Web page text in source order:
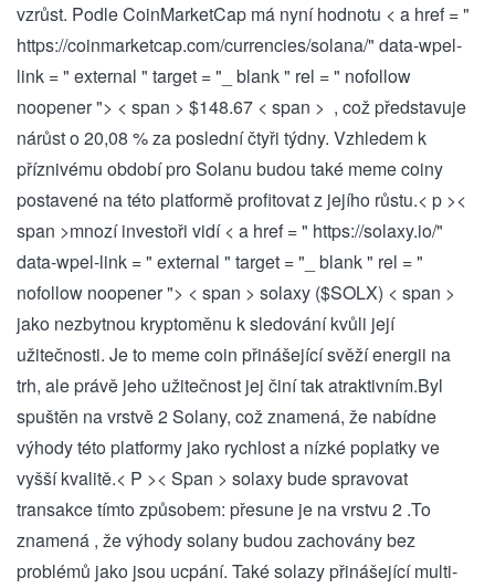
vzrůst. Podle CoinMarketCap má⁢ nyní hodnotu < a href = "
https://coinmarketcap.com/currencies/solana/" data-wpel-
link = " external " target = "_ blank " rel = " nofollow
noopener "> < span > $148.67 < span > ⁣ , což představuje
nárůst o 20,08 % za poslední čtyři týdny. Vzhledem k
příznivému ‍období pro Solanu budou také meme ⁣coiny⁢
postavené na této platformě profitovat z jejího růstu.< p ><
span >mnozí investoři vidí < a href = " https://solaxy.io/"
data-wpel-link = " external " target = "_ blank " rel = "
nofollow noopener "> < span > solaxy ($SOLX) < span >
jako nezbytnou kryptoměnu k sledování kvůli její
užitečnosti. Je to meme​ coin přinášející svěží energii na
trh, ale právě jeho ‌užitečnost jej ⁣činí tak atraktivním.Byl
⁤spuštěn na vrstvě 2 Solany, což znamená, ⁢že nabídne
výhody této platformy jako rychlost⁢ a⁣ nízké poplatky ve
vyšší kvalitě.< P >< Span > solaxy bude spravovat⁢
transakce tímto způsobem: přesune je na​ vrstvu 2 .To
znamená , že výhody solany⁢ budou zachovány bez
problémů jako jsou ucpání. ⁢Také solazy přinášející ⁣multi-